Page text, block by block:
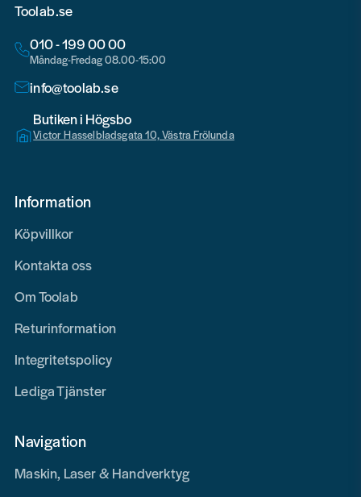
Toolab.se
010 - 199 00 00
Måndag-Fredag 08.00-15:00
info@toolab.se
Butiken i Högsbo
Victor Hasselbladsgata 10, Västra Frölunda
Information
Köpvillkor
Kontakta oss
Om Toolab
Returinformation
Integritetspolicy
Lediga Tjänster
Navigation
Maskin, Laser & Handverktyg